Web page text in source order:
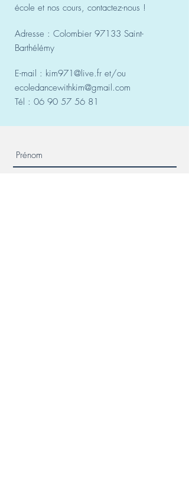
école et nos cours, contactez-nous !
Adresse : Colombier 97133 Saint-
Barthélémy
E-mail : kim971@live.fr et/ou
ecoledancewithkim@gmail.com
Tél : 06 90 57 56 81